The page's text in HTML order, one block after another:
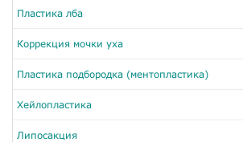
Пластика лба
Коррекция мочки уха
Пластика подбородка (ментопластика)
Хейлопластика
Липосакция